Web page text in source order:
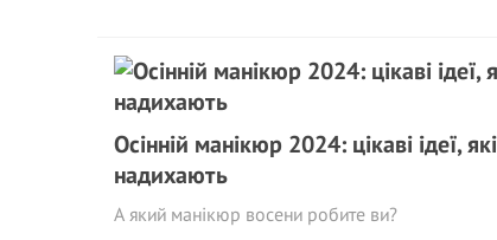
Осінній манікюр 2024: цікаві ідеї, які
надихають
А який манікюр восени робите ви?